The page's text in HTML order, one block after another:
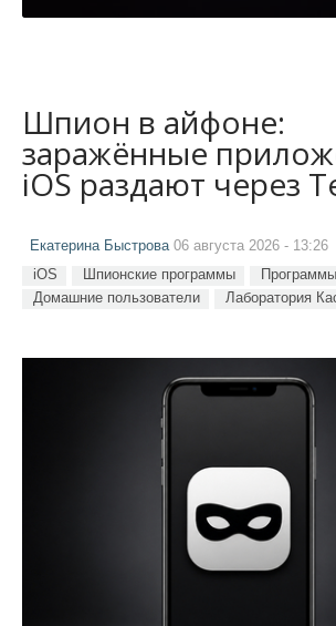
Шпион в айфоне:
заражённые
iOS раздают через
Екатерина Быстрова 06 августа 2026 - 13:26
iOS Шпионские программы
Домашние пользователи
Лаборатория